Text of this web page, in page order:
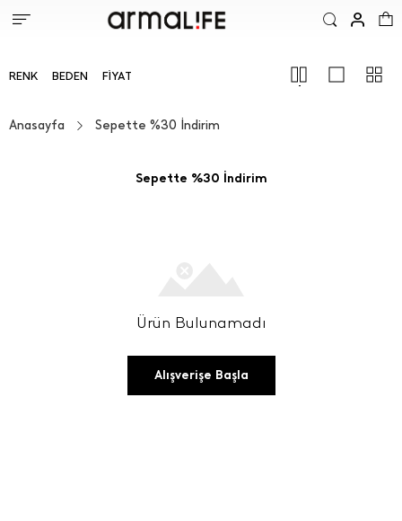
Sepette %30 İndirim
Anasayfa
RENK BEDEN FIYAT
Sepette %30 İndirim
Ürün Bulunamadı
Alışverişe Başla